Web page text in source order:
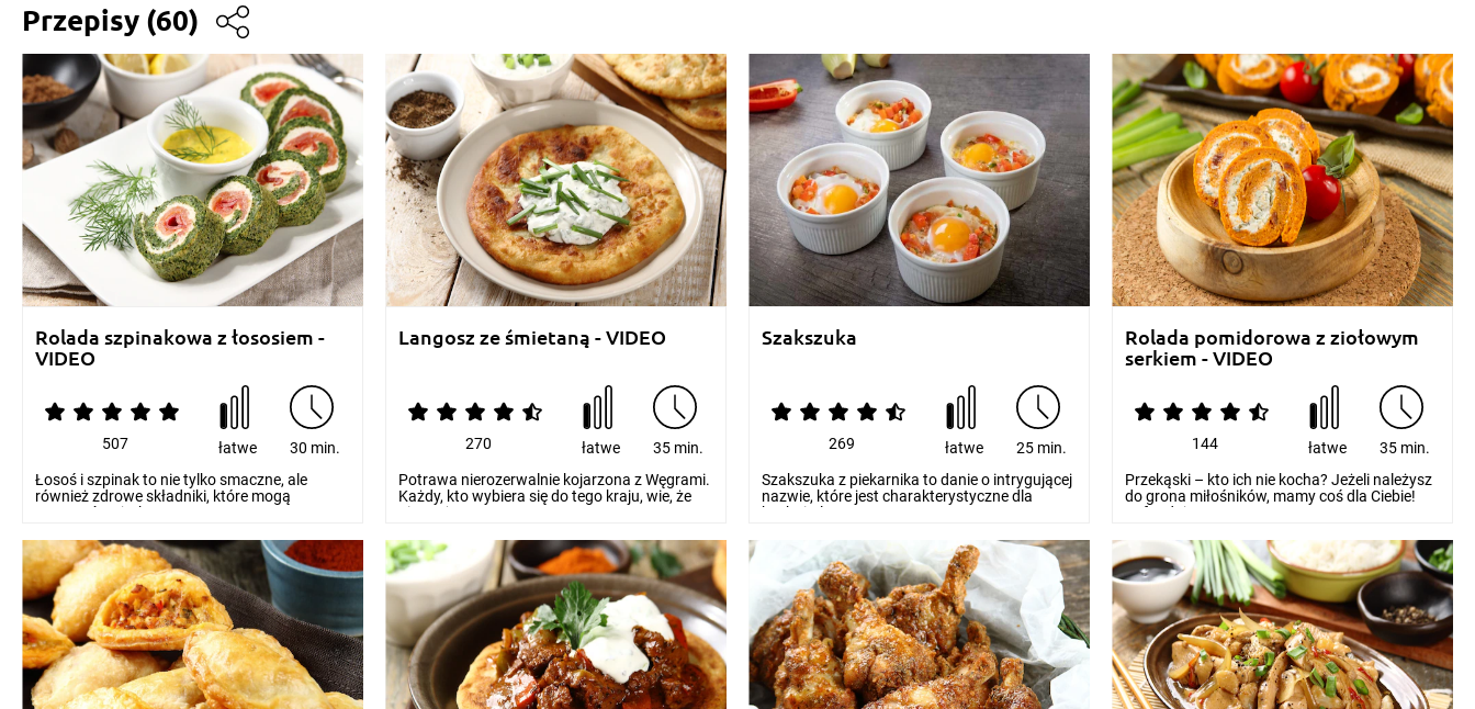
Przepisy (60)
Rolada szpinakowa z łososiem -
VIDEO
507 łatwe
30 min.
Łosoś i szpinak to nie tylko smaczne, ale
również zdrowe składniki, które mogą
stworzyć wyjątkowe...
Langosz ze śmietaną - VIDEO
270 łatwe
35 min.
Potrawa nierozerwalnie kojarzona z Węgrami.
Każdy, kto wybiera się do tego kraju, wie, że
nie moż...
Szakszuka
269 łatwe
25 min.
Szakszuka z piekarnika to danie o intrygującej
nazwie, które jest charakterystyczne dla
kuchni Bl...
Rolada pomidorowa z ziołowym
serkiem - VIDEO
144 łatwe
35 min.
Przekąski – kto ich nie kocha? Jeżeli należysz
do grona miłośników, mamy coś dla Ciebie!
Zafunduj...